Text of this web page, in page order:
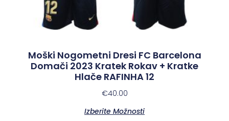
Moški Nogometni Dresi FC Barcelona
Domači 2023 Kratek Rokav + Kratke
Hlače RAFINHA 12
€40.00
Izberite Možnosti